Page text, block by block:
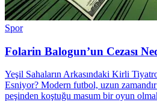
Spor
Folarin Balogun’un Cezası
Yeşil Sahaların Arkasındaki Kirli
Esniyor? Modern futbol, uzun
peşinden koştuğu masum bir oyun